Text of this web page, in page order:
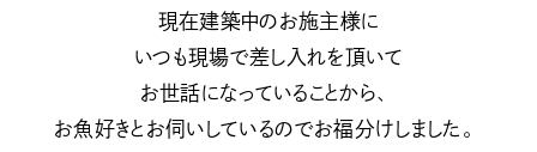
現在建築中のお施主様に
いつも現場で差し入れを頂いて
お世話になっていることから、
お魚好きとお伺いしているのでお福分けしました。